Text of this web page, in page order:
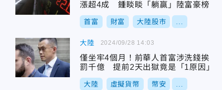
漲超4成 鍾睒睒「躺贏」陸富豪榜
首富 財富 大陸股市
大陸
僅坐牢4個月！前華人首富涉洗錢挨
罰千億 提前2天出獄竟是「1原因」
大陸 虛擬貨幣 幣安
2024/09/28 14:03